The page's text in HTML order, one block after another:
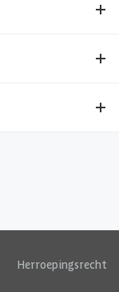
Herroepingsrecht